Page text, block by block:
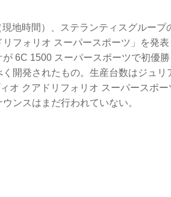
地時間）、ステランティスグルー
フォリオ スーパースポーツ」を発
が 6C 1500 スーパースポーツで初優
く開発されたもの。生産台数はジュ
オ クアドリフォリオ スーパースポ
ンスはまだ行われていない。